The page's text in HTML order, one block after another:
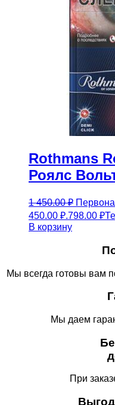
Rothmans
Роялс
1 450.00₽
450.00 ₽.798.00 ₽
В корзину
Мы всегда готовы вам
Мы даем
При